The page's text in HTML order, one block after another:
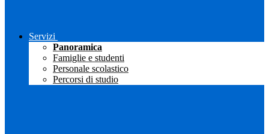
Servizi
Panoramica
Famiglie e studenti
Personale scolastico
Percorsi di studio